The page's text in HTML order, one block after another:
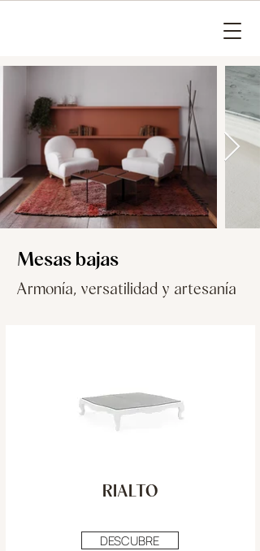
Mesas bajas
Armonía, versatilidad y artesanía
DESCUBRE
RIALTO